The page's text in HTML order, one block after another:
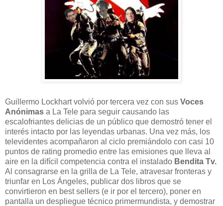
Guillermo Lockhart volvió por tercera vez con sus Voces
Anónimas a La Tele para seguir causando las
escalofriantes delicias de un público que demostró tener el
interés intacto por las leyendas urbanas. Una vez más, los
televidentes acompañaron al ciclo premiándolo con casi 10
puntos de rating promedio entre las emisiones que lleva al
aire en la difícil competencia contra el instalado Bendita Tv.
Al consagrarse en la grilla de La Tele, atravesar fronteras y
triunfar en Los Ángeles, publicar dos libros que se
convirtieron en best sellers (e ir por el tercero), poner en
pantalla un despliegue técnico primermundista, y demostrar